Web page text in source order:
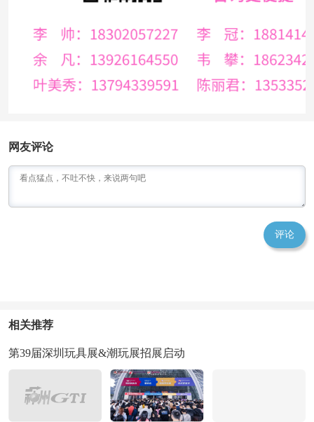
网友评论
评论
相关推荐
第39届深圳玩具展&潮玩展招展启动